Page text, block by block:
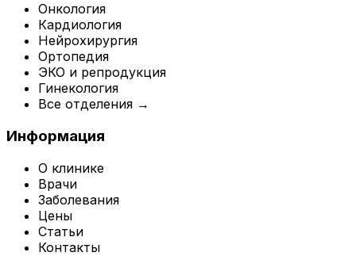
Онкология
Кардиология
Нейрохирургия
Ортопедия
ЭКО и репродукция
Гинекология
Все отделения →
Информация
О клинике
Врачи
Заболевания
Цены
Статьи
Контакты